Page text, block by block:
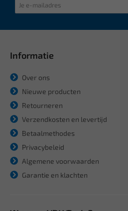
Informatie
Over ons
Nieuwe producten
Retourneren
Verzendkosten en levertijd
Betaalmethodes
Privacybeleid
Algemene voorwaarden
Garantie en klachten